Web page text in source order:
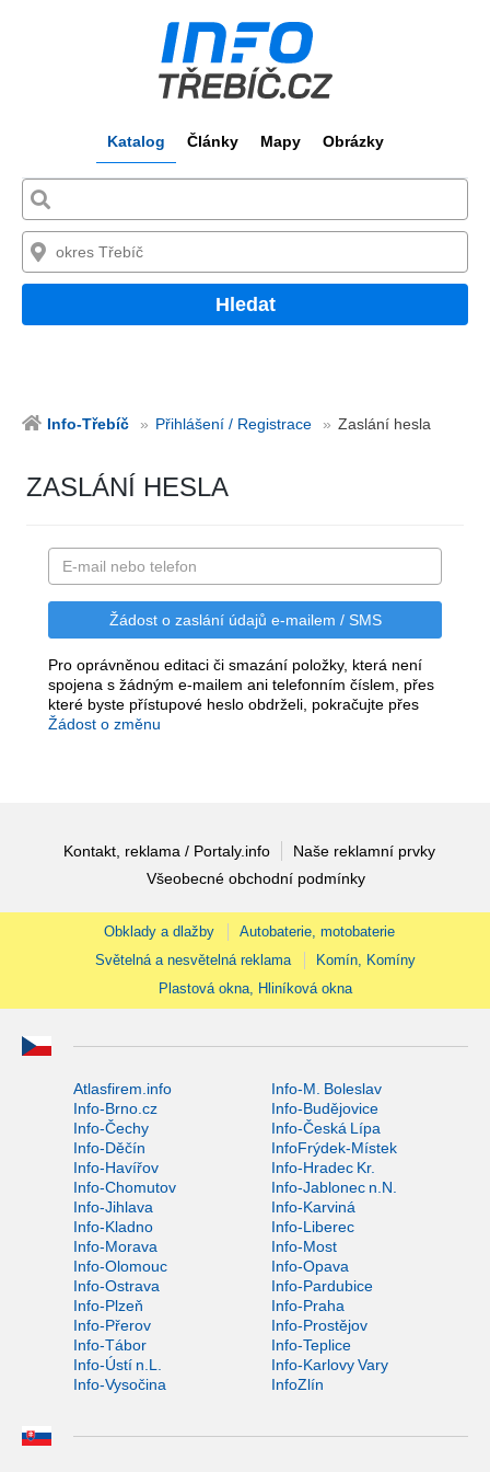
Katalog Články Mapy Obrázky
Hledat
Info-Třebíč Přihlášení / Registrace Zaslání hesla
ZASLÁNÍ HESLA
Pro oprávněnou editaci či smazání položky, která není
spojena s žádným e-mailem ani telefonním číslem, přes
které byste přístupové heslo obdrželi, pokračujte přes
Žádost o změnu
Kontakt, reklama / Portaly.info
Naše reklamní prvky
Všeobecné obchodní podmínky
Obklady a dlažby
Autobaterie, motobaterie
Světelná a nesvětelná reklama
Komín, Komíny
Plastová okna, Hliníková okna
Atlasfirem.info
Info-M. Boleslav
Info-Brno.cz
Info-Budějovice
Info-Čechy
Info-Česká Lípa
Info-Děčín
InfoFrýdek-Místek
Info-Havířov
Info-Hradec Kr.
Info-Chomutov
Info-Jablonec n.N.
Info-Jihlava
Info-Karviná
Info-Kladno
Info-Liberec
Info-Morava
Info-Most
Info-Olomouc
Info-Opava
Info-Ostrava
Info-Pardubice
Info-Plzeň
Info-Praha
Info-Přerov
Info-Prostějov
Info-Tábor
Info-Teplice
Info-Ústí n.L.
Info-Karlovy Vary
Info-Vysočina
InfoZlín